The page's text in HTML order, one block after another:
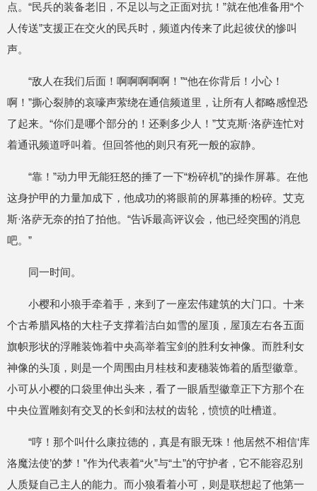
点。“民兵的装备老旧，不足以与之正面对抗！”就在他准备用“个
人传送”支援正在交火的民兵时，频道内传来了此起彼伏的惨叫
声。
“敌人在我们后面！啊啊啊啊啊！”“他在你背后！小心！
啊！”撕心裂肺的哀嚎声萦绕在通信频道里，让所有人都略感惶恐
了起来。“你们是哪个部分的！还剩多少人！”艾克斯·洛萨连忙对
着通讯频道呼叫着。但回答他的则只有死一般的寂静。
“靠！”动力甲无能狂怒的捶了一下“粉碎机”的操作屏幕。在他
这身护甲的力量加成下，他成功的将眼前的屏幕捶的粉碎。艾克
斯·洛萨无奈的拍了拍他。“告诉最高评议会，他已经突围的消息
吧。”
同一时间。
小樱和小狼手牵着手，来到了一座宏伟建筑的大门口。十来
个古希腊风格的大柱子支撑着洁白如雪的屋顶，屋顶左右各五面
旗帜形状的浮雕装饰着中央高举着宝剑的胜利女神像。而胜利女
神像的头顶，则是一个周围由月桂枝和麦穗装饰着的盾型徽章。
小可从小樱的口袋里伸出头来，看了一眼盾型徽章正下方那个在
中央位置雕刻有交叉的长剑和法杖的齿轮，愤愤的吐槽道。
“哼！那个叫什么康拉德的，真是有眼无珠！他居然不相信‘库
洛魔法使’的梦！”作为代表着“火”与“土”的守护者，它不能容忍别
人质疑自己主人的能力。而小狼看着小可，则是联想起了他第一